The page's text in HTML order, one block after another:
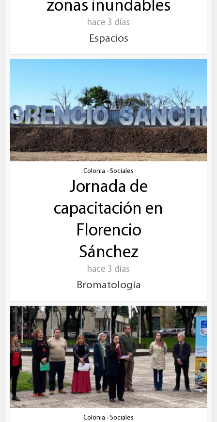
zonas inundables
hace 3 días
Espacios
Colonia • Sociales
Jornada de
capacitación en
Florencio
Sánchez
hace 3 días
Bromatología
Colonia • Sociales